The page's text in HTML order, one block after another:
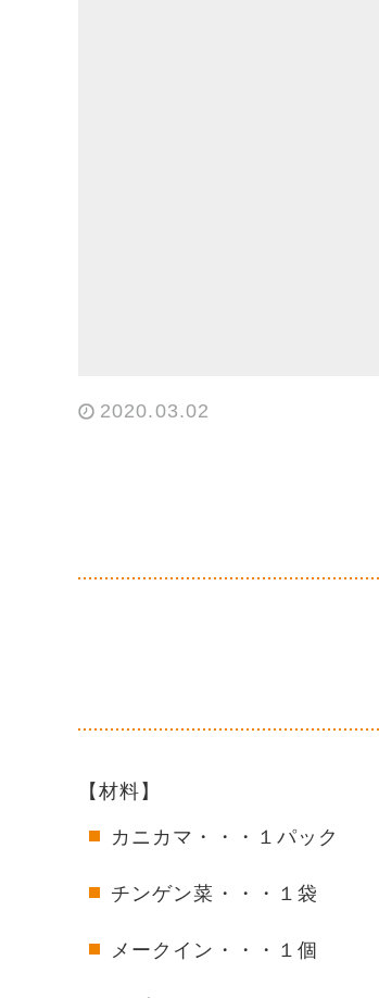
2020.03.02
【材料】
カニカマ・・・１パック
チンゲン菜・・・１袋
メークイン・・・１個